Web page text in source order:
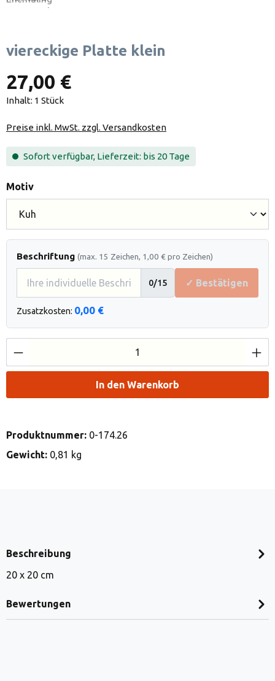
viereckige Platte klein
27,00 €
Inhalt: 1 Stück
Preise inkl. MwSt. zzgl. Versandkosten
Sofort verfügbar, Lieferzeit: bis 20 Tage
Motivauswählen
Beschriftung (max. 15 Zeichen, 1,00 € pro Zeichen)
0/15 ✓ Bestätigen
Zusatzkosten: 0,00 €
Produkt Anzahl: Gib den gewünschten
In den Warenkorb
Produktnummer: 0-174.26
Gewicht: 0,81 kg
Beschreibung
20 x 20 cm
Bewertungen